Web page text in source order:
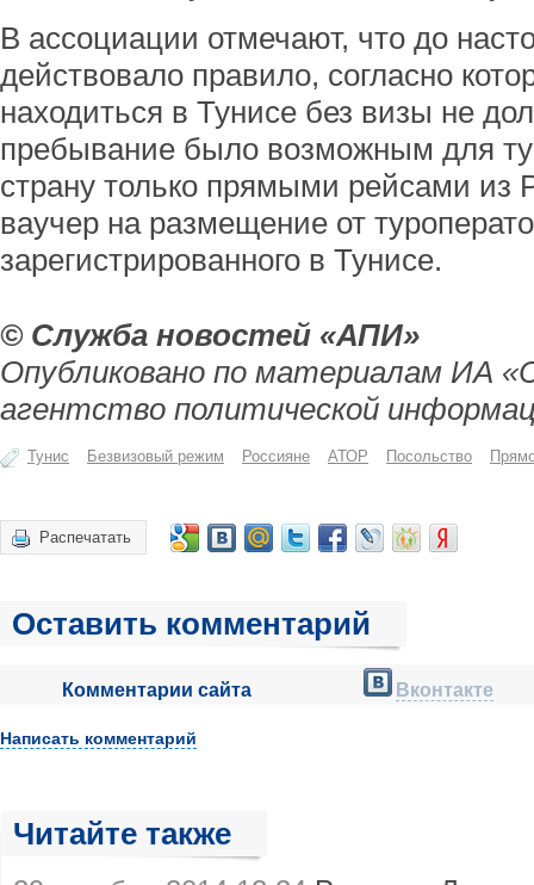
В ассоциации отмечают, что до
действовало правило, согласно
находиться в Тунисе без визы не
пребывание было возможным для
страну только прямыми рейсами
ваучер на размещение от
зарегистрированного в Тунисе.
© Служба новостей «АПИ»
Опубликовано по материалам ИА
агентство политической
Тунис Безвизовый режим Россияне АТОР Посольство
Распечатать
Оставить комментарий
Комментарии сайта Вконтакте
Написать комментарий
Читайте также